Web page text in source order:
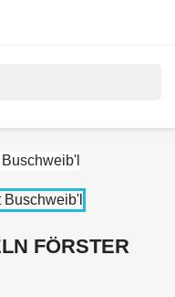
FÖRSTER